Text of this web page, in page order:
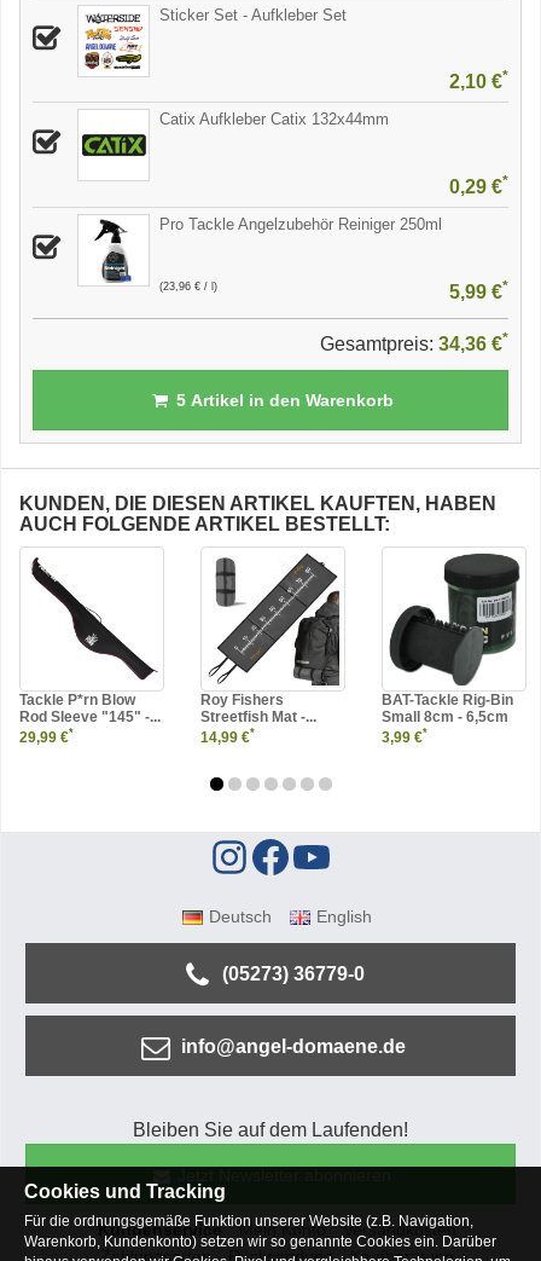
Sticker Set - Aufkleber Set
2,10 €*
Catix Aufkleber Catix 132x44mm
0,29 €*
Pro Tackle Angelzubehör Reiniger 250ml
(23,96 € / l) 5,99 €*
Gesamtpreis: 34,36 €*
5Artikel in den Warenkorb
KUNDEN, DIE DIESEN ARTIKEL KAUFTEN, HABEN
AUCH FOLGENDE ARTIKEL BESTELLT:
Tackle P*rn Blow
Rod Sleeve "145" -...
29,99 €*
Roy Fishers
Streetfish Mat -...
14,99 €*
BAT-Tackle Rig-Bin
Small 8cm - 6,5cm
3,99 €*
Deutsch English
(05273) 36779-0
info@angel-domaene.de
Bleiben Sie auf dem Laufenden!
Kundenservice Mein Konto
Versandkosten
Zahlungsarten
Rücksendung Kaufberatung
Cookies und Tracking
Für die ordnungsgemäße Funktion unserer Website (z.B. Navigation,
Warenkorb, Kundenkonto) setzen wir so genannte Cookies ein. Darüber